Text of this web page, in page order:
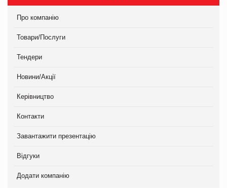
Про компанію
Товари/Послуги
Тендери
Новини/Акції
Керівництво
Контакти
Завантажити презентацію
Відгуки
Додати компанію